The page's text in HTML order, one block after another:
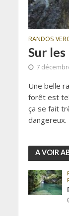
RANDOS
Sur
7
Une belle
forêt est
ça se fait
dangereux.
A VOIR